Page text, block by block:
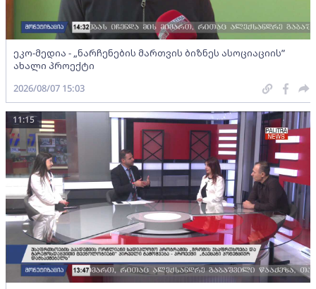
ეკო-მედია - „ნარჩენების მართვის ბიზნეს ასოციაციის”
ახალი პროექტი
2026/08/07 15:03
11:15